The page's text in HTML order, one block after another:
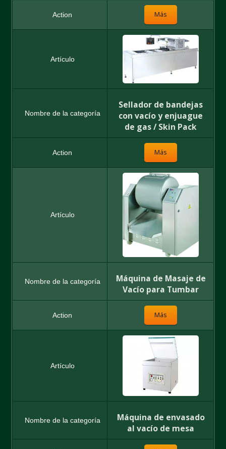
Más
Sellador de bandejas
con vacío y enjuague
de gas / Skin Pack
Más
Máquina de Masaje de
Vacío para Tumbar
Más
Máquina de envasado
al vacío de mesa